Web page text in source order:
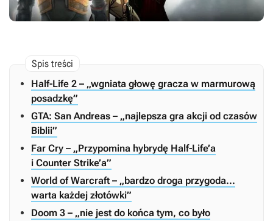
Half-Life 2 – „wgniata głowę gracza w marmurową
posadzkę”
GTA: San Andreas – „najlepsza gra akcji od czasów
Biblii”
Far Cry – „Przypomina hybrydę Half-Life’a
i Counter Strike’a”
World of Warcraft – „bardzo droga przygoda...
warta każdej złotówki”
Doom 3 – „nie jest do końca tym, co było